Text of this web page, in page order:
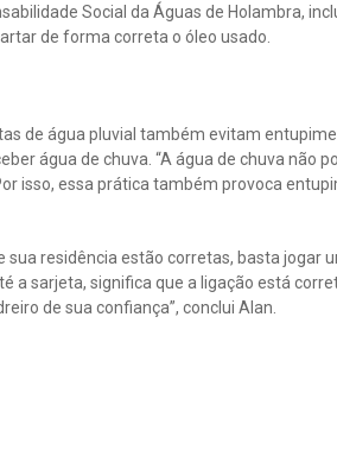
Social da Águas de Holambra,
de forma correta o óleo usado.
de água pluvial também evitam
água de chuva. “A água de chuva não
isso, essa prática também provoca
residência estão corretas, basta jogar
a sarjeta, significa que a ligação está
de sua confiança”, conclui Alan.